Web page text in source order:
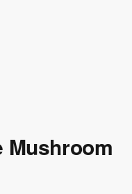
Mushroom